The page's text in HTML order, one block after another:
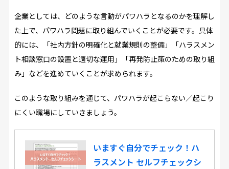
企業としては、どのような言動がパワハラとなるのかを理解し
た上で、パワハラ問題に取り組んでいくことが必要です。具体
的には、「社内方針の明確化と就業規則の整備」「ハラスメン
ト相談窓口の設置と適切な運用」「再発防止策のための取り組
み」などを進めていくことが求められます。
このような取り組みを通じて、パワハラが起こらない／起こり
にくい職場にしていきましょう。
いますぐ自分でチェック！ハ
ラスメント セルフチェックシ